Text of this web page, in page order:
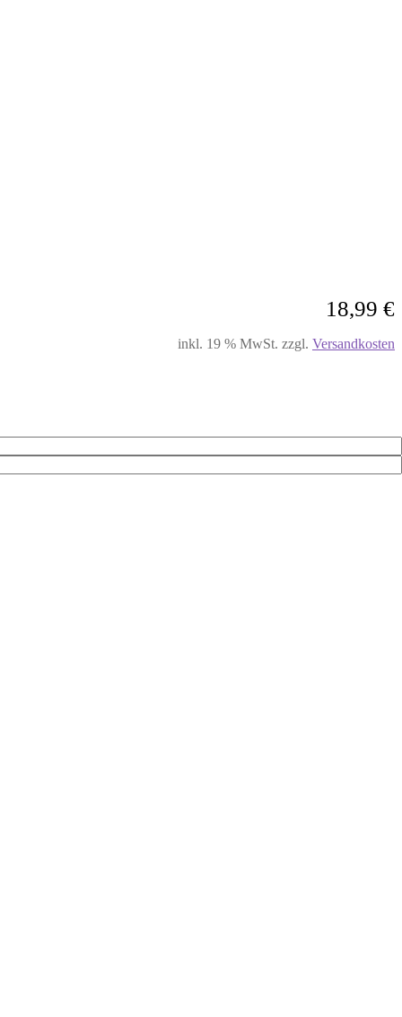
18,99 €
inkl. 19 % MwSt. zzgl. Versandkosten